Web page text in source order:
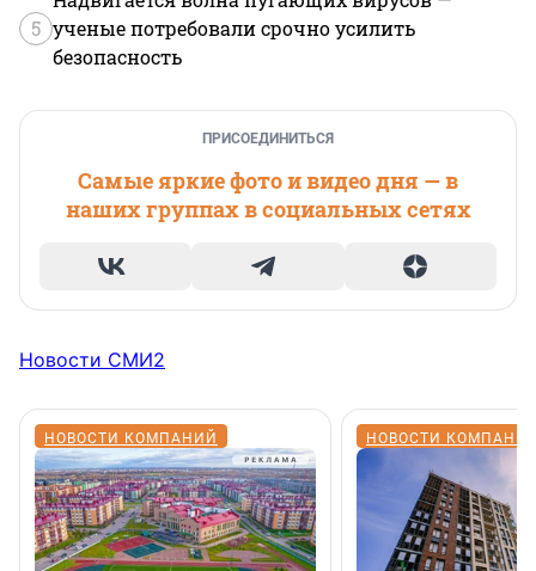
5 ученые потребовали срочно усилить
безопасность
ПРИСОЕДИНИТЬСЯ
Самые яркие фото и видео дня — в
наших группах в социальных сетях
Новости СМИ2
НОВОСТИ КОМПАНИЙ НОВОСТИ